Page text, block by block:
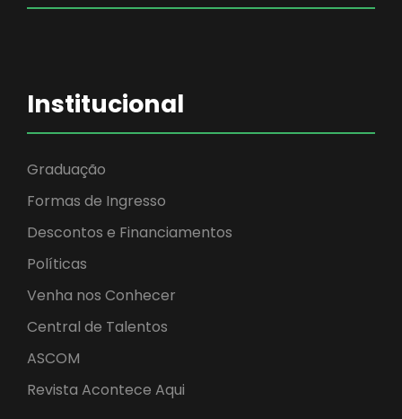
Institucional
Graduação
Formas de Ingresso
Descontos e Financiamentos
Políticas
Venha nos Conhecer
Central de Talentos
ASCOM
Revista Acontece Aqui